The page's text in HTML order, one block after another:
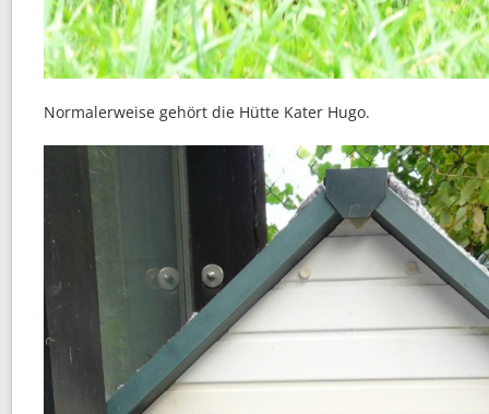
Normalerweise gehört die Hütte Kater Hugo.